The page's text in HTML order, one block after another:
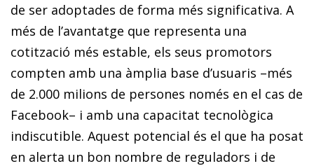
de ser adoptades de forma més significativa. A
més de l’avantatge que representa una
cotització més estable, els seus promotors
compten amb una àmplia base d’usuaris –més
de 2.000 milions de persones només en el cas de
Facebook– i amb una capacitat tecnològica
indiscutible. Aquest potencial és el que ha posat
en alerta un bon nombre de reguladors i de